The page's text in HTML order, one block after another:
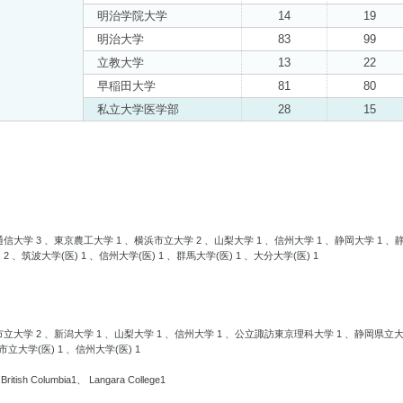
明治学院大学 14
19
明治大学
83
99
立教大学
13
22
早稲田大学
81
80
私立大学医学部
28 15
大学 3 、東京農工大学 1 、横浜市立大学 2 、山梨大学 1 、信州大学 1 、静岡大学 1 、
、筑波大学(医) 1 、信州大学(医) 1 、群馬大学(医) 1 、大分大学(医) 1
大学 2 、新潟大学 1 、山梨大学 1 、信州大学 1 、公立諏訪東京理科大学 1 、静岡県立
立大学(医) 1 、信州大学(医) 1
Columbia1、 Langara College1